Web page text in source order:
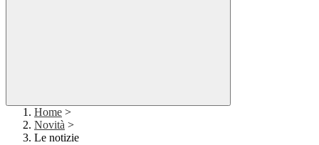
Home >
Novità >
Le notizie